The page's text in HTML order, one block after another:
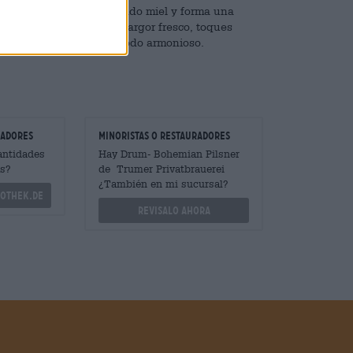
y brillante color dorado miel y forma una
malta robusta, un amargor fresco, toques
cosechadas en un todo armonioso.
minoristas o restauradores
Hay Drum- Bohemian Pilsner
de Trumer Privatbrauerei
¿También en mi sucursal?
Revisalo ahora